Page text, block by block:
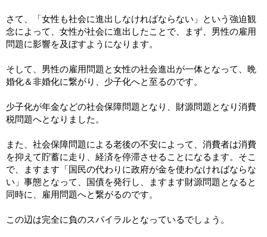
さて、「女性も社会に進出しなければならない」という強迫観
念によって、女性が社会に進出したことで、まず、男性の雇用
問題に影響を及ぼすようになります。
そして、男性の雇用問題と女性の社会進出が一体となって、晩
婚化＆非婚化に繋がり、少子化へと至るのです。
少子化が年金などの社会保障問題となり、財源問題となり消費
税問題へとなりました。
また、社会保障問題による老後の不安によって、消費者は消費
を抑えて貯蓄に走り、経済を停滞させることになるます。そこ
で、ますます「国民の代わりに政府が金を使わなければならな
い」事態となって、国債を発行し、ますます財源問題となると
同時に、雇用問題へと繋がるのです。
この辺は完全に負のスパイラルとなっているでしょう。